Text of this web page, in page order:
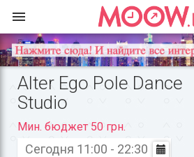
Alter Ego Pole Dance
Studio‎
Мин. бюджет 50 грн.
Сегодня 11:00 - 22:30